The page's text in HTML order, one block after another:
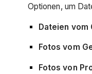
Optionen, um
Dateien vom
Fotos vom
Fotos von